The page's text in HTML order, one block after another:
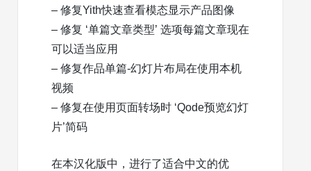
– 修复Yith快速查看模态显示产品图像
– 修复 ‘单篇文章类型’ 选项每篇文章现在
可以适当应用
– 修复作品单篇-幻灯片布局在使用本机
视频
– 修复在使用页面转场时 ‘Qode预览幻灯
片’简码
在本汉化版中，进行了适合中文的优